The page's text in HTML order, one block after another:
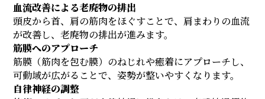
血流改善による老廃物の排出
頭皮から首、肩の筋肉をほぐすことで、肩まわりの血流
が改善し、老廃物の排出が進みます。
筋膜へのアプローチ
筋膜（筋肉を包む膜）のねじれや癒着にアプローチし、
可動域が広がることで、姿勢が整いやすくなります。
自律神経の調整